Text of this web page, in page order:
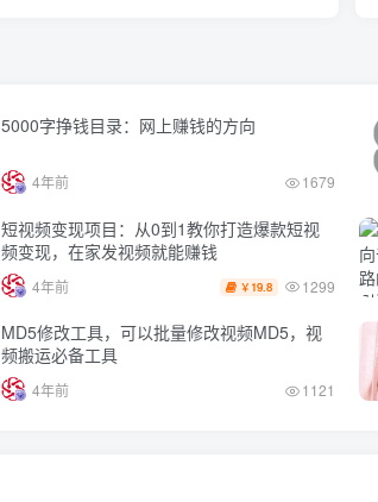
5000字挣钱目录：网上赚钱的方向
4年前 1679
短视频变现项目：从0到1教你打造爆款短视
频变现，在家发视频就能赚钱
4年前 ￥ 19.8 1299
MD5修改工具，可以批量修改视频MD5，视
频搬运必备工具
4年前 1121